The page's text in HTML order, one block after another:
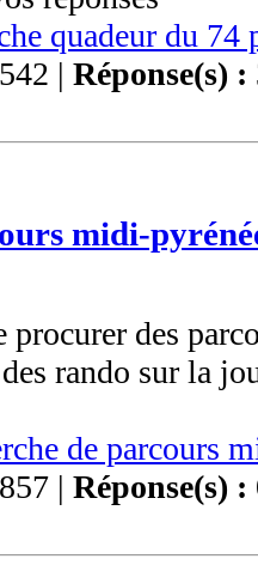
quadeur du 74
| Réponse(s) :
midi-
des
rando sur la
de parcours
| Réponse(s) :